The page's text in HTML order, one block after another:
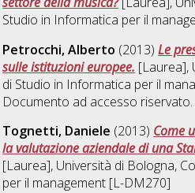
Studio in Informatica per il
Petrocchi, Alberto (2013)Le
sulle istituzioni europee. [Laurea],
di Studio in Informatica per il
Documento ad accesso riservato.
Tognetti, Daniele (2013) Come
la valutazione aziendale di una
[Laurea], Università di Bologna,
per il management [L-DM270]